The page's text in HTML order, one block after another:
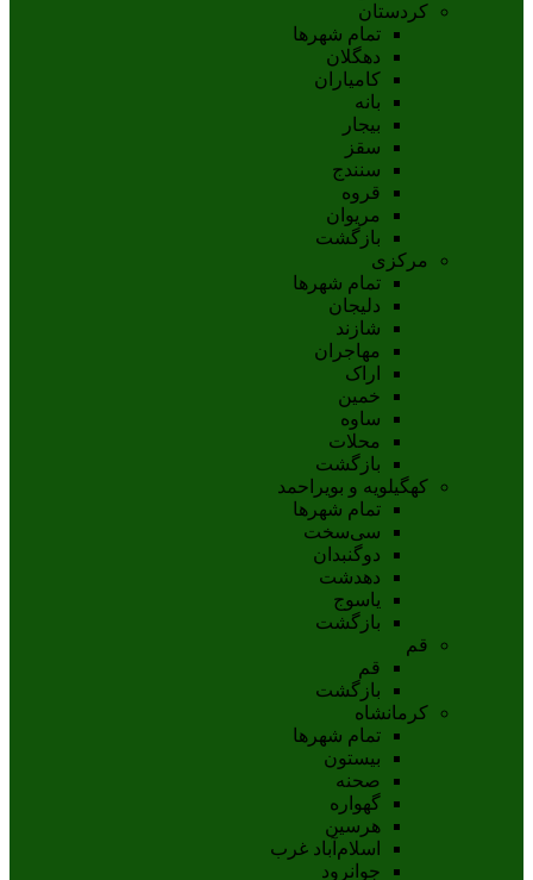
کردستان
تمام شهر‌ها
دهگلان
کامیاران
بانه
بيجار
سقز
سنندج
قروه
مريوان
بازگشت
مرکزی
تمام شهر‌ها
دلیجان
شازند
مهاجران
اراک
خمين
ساوه
محلات
بازگشت
کهگیلویه و بویراحمد
تمام شهر‌ها
سی‌سخت
دوگنبدان
دهدشت
ياسوج
بازگشت
قم
قم
بازگشت
کرمانشاه
تمام شهر‌ها
بیستون
صحنه
گهواره
هرسین
اسلام‌‌آباد غرب
جوانرود